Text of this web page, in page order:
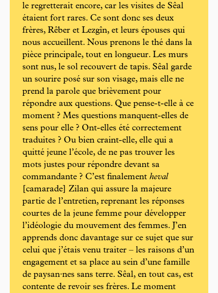
le regretterait encore, car les visites de Sêal
étaient fort rares. Ce sont donc ses deux
frères, Rêber et Lezgîn, et leurs épouses qui
nous accueillent. Nous prenons le thé dans la
pièce principale, tout en longueur. Les murs
sont nus, le sol recouvert de tapis. Sêal garde
un sourire posé sur son visage, mais elle ne
prend la parole que brièvement pour
répondre aux questions. Que pense-t-elle à ce
moment ? Mes questions manquent-elles de
sens pour elle ? Ont-elles été correctement
traduites ? Ou bien craint-elle, elle qui a
quitté jeune l’école, de ne pas trouver les
mots justes pour répondre devant sa
commandante ? C’est finalement heval
[camarade] Zilan qui assure la majeure
partie de l’entretien, reprenant les réponses
courtes de la jeune femme pour développer
l’idéologie du mouvement des femmes. J’en
apprends donc davantage sur ce sujet que sur
celui que j’étais venu traiter – les raisons d’un
engagement et sa place au sein d’une famille
de paysan·nes sans terre. Sêal, en tout cas, est
contente de revoir ses frères. Le moment